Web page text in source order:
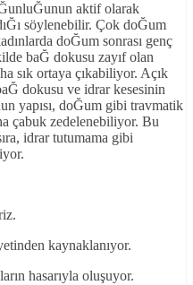
aktif olarak
söylenebilir. Çok doĞum
doĞum sonrası genç
baĞ dokusu zayıf olan
sık ortaya çıkabiliyor. Açık
dokusu ve idrar kesesinin
yapısı, doĞum gibi travmatik
çabuk zedelenebiliyor. Bu
idrar tutumama gibi
kaynaklanıyor.
hasarıyla oluşuyor.